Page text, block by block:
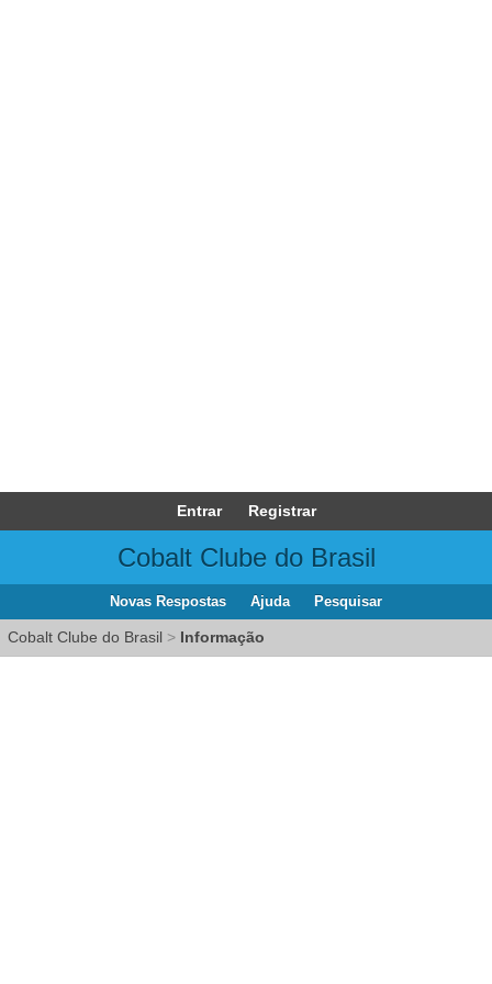
Entrar Registrar
Cobalt Clube do Brasil
Novas Respostas Ajuda Pesquisar
Cobalt Clube do Brasil > Informação